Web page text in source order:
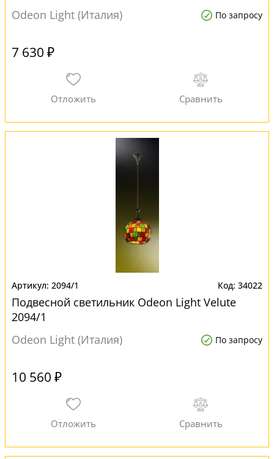
Odeon Light (Италия)
По запросу
7 630 ₽
2094/1 34022
Подвесной светильник Odeon Light Velute
2094/1
Odeon Light (Италия)
По запросу
10 560 ₽